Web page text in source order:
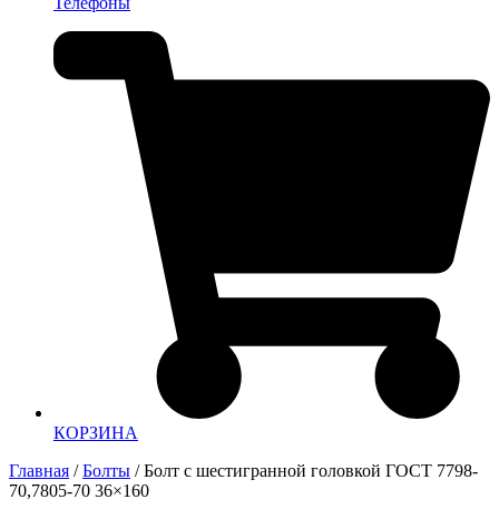
КОРЗИНА
Главная /Болты / Болт с шестигранной головкой ГОСТ 7798-
70,7805-70 36×160